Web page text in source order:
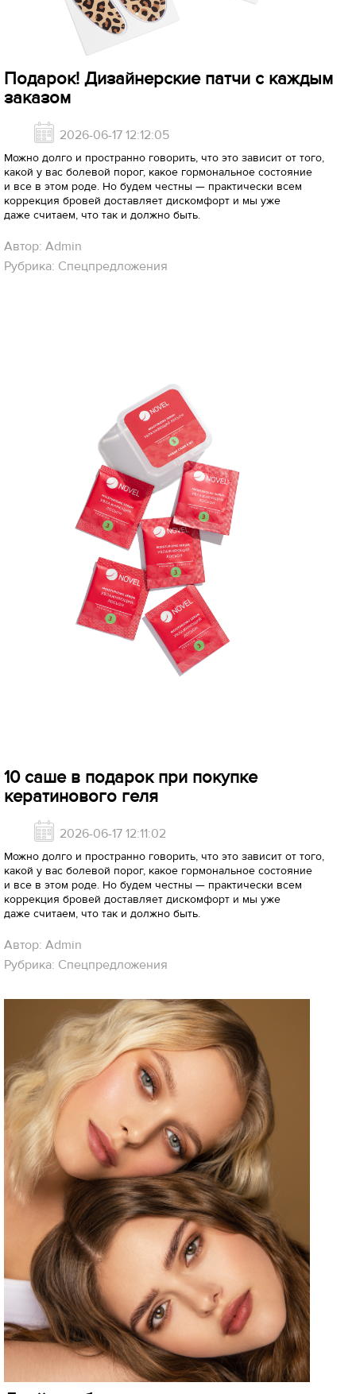
Подарок! Дизайнерские патчи с каждым
заказом
2026-06-17 12:12:05
Можно долго и пространно говорить, что это зависит от того,
какой у вас болевой порог, какое гормональное состояние
и все в этом роде. Но будем честны — практически всем
коррекция бровей доставляет дискомфорт и мы уже
даже считаем, что так и должно быть.
Автор: Admin
Рубрика: Спецпредложения
10 саше в подарок при покупке
кератинового геля
2026-06-17 12:11:02
Можно долго и пространно говорить, что это зависит от того,
какой у вас болевой порог, какое гормональное состояние
и все в этом роде. Но будем честны — практически всем
коррекция бровей доставляет дискомфорт и мы уже
даже считаем, что так и должно быть.
Автор: Admin
Рубрика: Спецпредложения